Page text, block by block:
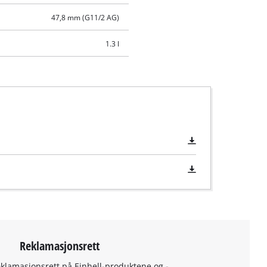
47,8 mm (G11/2 AG)
1.3 l
Reklamasjonsrett